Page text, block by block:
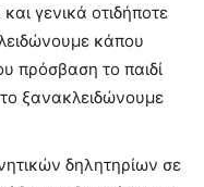
γενικά οτιδήποτε
κάπου
πρόσβαση το παιδί
το ξανακλειδώνουμε
δηλητηρίων σε